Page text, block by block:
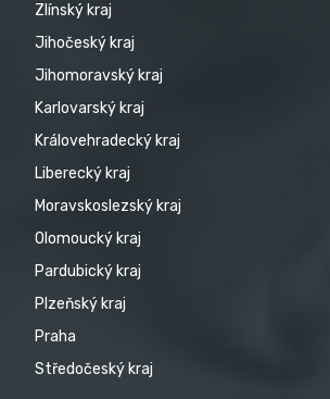
Zlínský kraj
Jihočeský kraj
Jihomoravský kraj
Karlovarský kraj
Královehradecký kraj
Liberecký kraj
Moravskoslezský kraj
Olomoucký kraj
Pardubický kraj
Plzeňský kraj
Praha
Středočeský kraj